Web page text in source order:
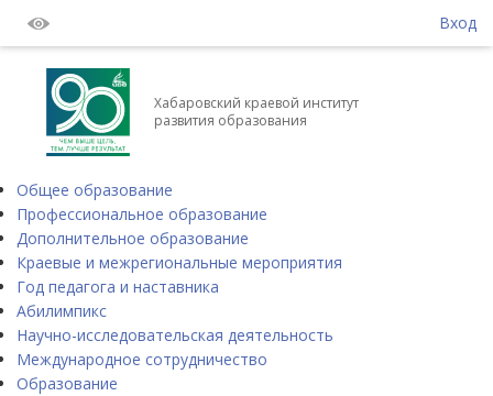
Вход
Хабаровский краевой институт
развития образования
Общее образование
Профессиональное образование
Дополнительное образование
Краевые и межрегиональные мероприятия
Год педагога и наставника
Абилимпикс
Научно-исследовательская деятельность
Международное сотрудничество
Образование